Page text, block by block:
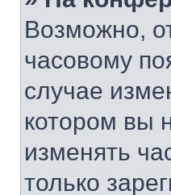
Возможно,
часовому
случае
котором вы
изменять
только